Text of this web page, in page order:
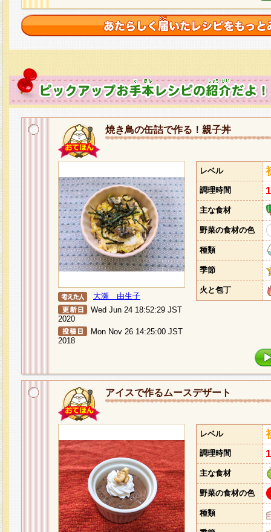
焼き鳥の缶詰で作る！親子丼
大瀬 由生子
Wed Jun 24 18:52:29 JST
2020
Mon Nov 26 14:25:00 JST
2018
レベル
調理時間
主な食材
野菜の食材の色
種類
季節
火と包丁
アイスで作るムースデザート
レベル
調理時間
主な食材
野菜の食材の色
種類